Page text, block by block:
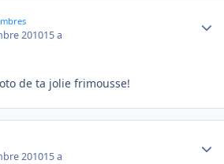
201015 a
de ta jolie frimousse!
201015 a